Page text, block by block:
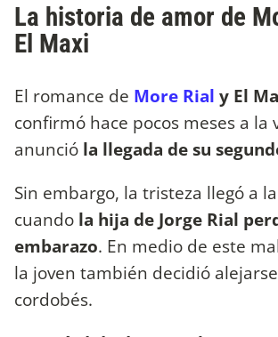
La historia de amor de
El Maxi
El romance de More Rial y El
confirmó hace pocos meses a la
anunció la llegada de su
Sin embargo, la tristeza llegó a
cuando la hija de Jorge Rial
embarazo. En medio de este
la joven también decidió
cordobés.